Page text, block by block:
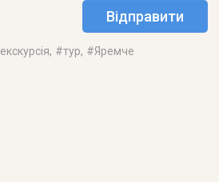
екскурсія, #тур, #Яремче